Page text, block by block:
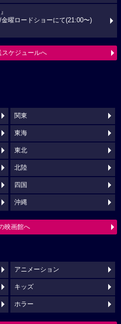
曜ロードショーにて(21:00〜)
スケジュールへ
関東
東海
東北
北陸
四国
沖縄
映画館へ
アニメーション
キッズ
ホラー